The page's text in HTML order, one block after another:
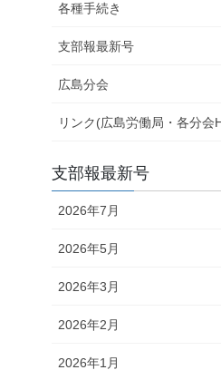
各種手続き
支部報最新号
広島分会
リンク(広島労働局・各分会
支部報最新号
2026年7月
2026年5月
2026年3月
2026年2月
2026年1月